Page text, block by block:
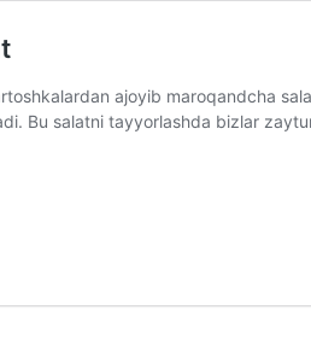
ajoyib maroqandcha
Bu salatni tayyorlashda bizlar